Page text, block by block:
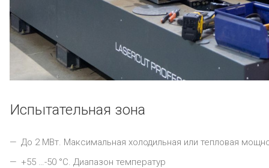
Испытательная зона
До 2 МВт. Максимальная холодильная или тепловая
+55 …-50 °С. Диапазон температур